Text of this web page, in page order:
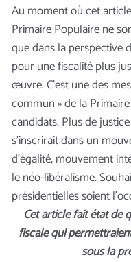
Au moment où cet
Primaire Populaire ne
que dans la perspective
pour une fiscalité plus
œuvre. C’est une des
commun » de la
candidats. Plus de
s’inscrirait dans un
d’égalité, mouvement
le néo-libéralisme.
présidentielles soient
Cet article fait état de
fiscale qui
sous la